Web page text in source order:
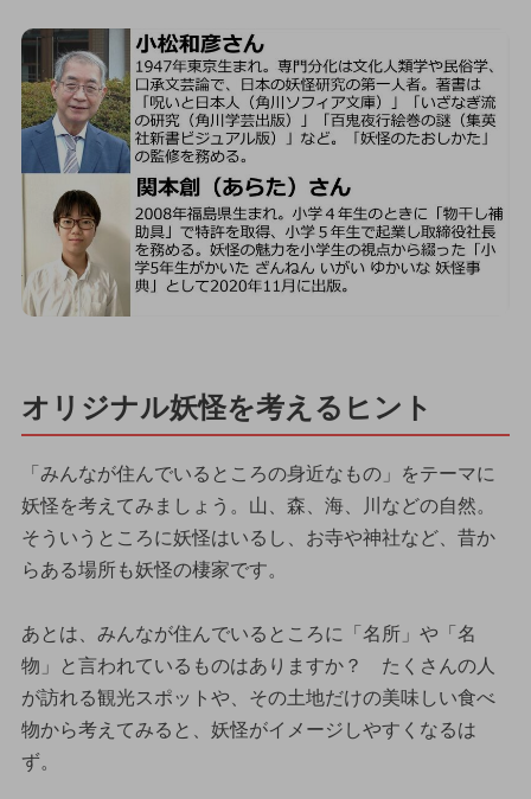
オリジナル妖怪を考えるヒント
「みんなが住んでいるところの身近なもの」をテーマに
妖怪を考えてみましょう。山、森、海、川などの自然。
そういうところに妖怪はいるし、お寺や神社など、昔か
らある場所も妖怪の棲家です。
あとは、みんなが住んでいるところに「名所」や「名
物」と言われているものはありますか？ たくさんの人
が訪れる観光スポットや、その土地だけの美味しい食べ
物から考えてみると、妖怪がイメージしやすくなるは
ず。